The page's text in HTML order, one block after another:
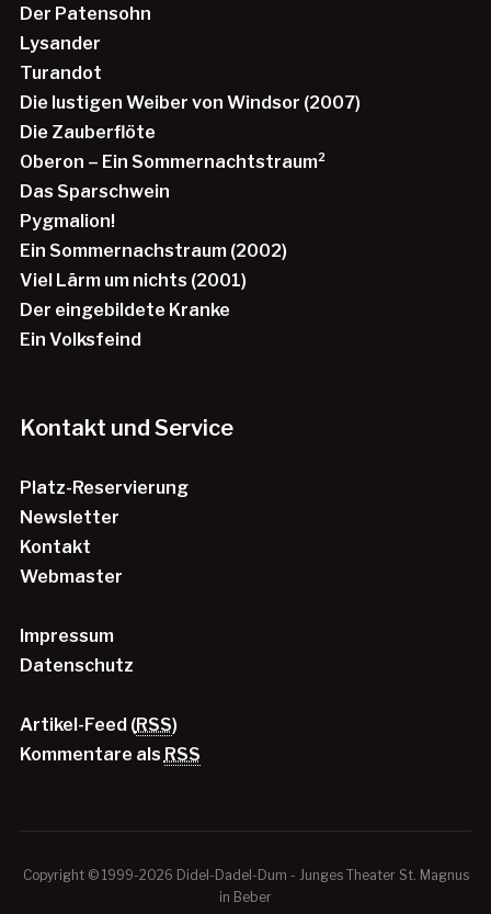
Der Patensohn
Lysander
Turandot
Die lustigen Weiber von Windsor (2007)
Die Zauberflöte
Oberon – Ein Sommernachtstraum²
Das Sparschwein
Pygmalion!
Ein Sommernachstraum (2002)
Viel Lärm um nichts (2001)
Der eingebildete Kranke
Ein Volksfeind
Kontakt und Service
Platz-Reservierung
Newsletter
Kontakt
Webmaster
Impressum
Datenschutz
Artikel-Feed (RSS)
Kommentare als RSS
Copyright © 1999-2026 Didel-Dadel-Dum - Junges Theater St. Magnus
in Beber